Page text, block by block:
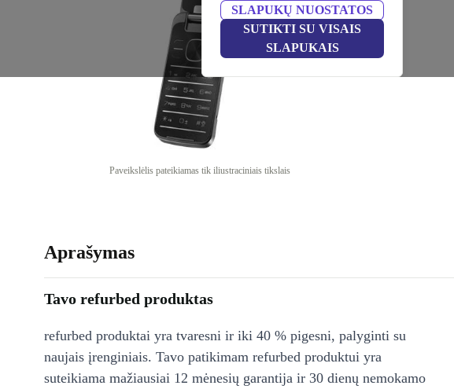
SLAPUKŲ NUOSTATOS
SUTIKTI SU VISAIS
SLAPUKAIS
Paveikslėlis pateikiamas tik iliustraciniais tikslais
Aprašymas
Tavo refurbed produktas
refurbed produktai yra tvaresni ir iki 40 % pigesni, palyginti su
naujais įrenginiais. Tavo patikimam refurbed produktui yra
suteikiama mažiausiai 12 mėnesių garantija ir 30 dienų nemokamo